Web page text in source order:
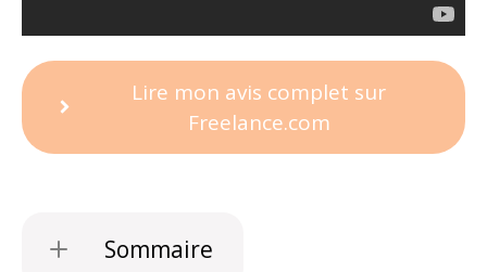
Lire mon avis complet sur
Freelance.com
Sommaire